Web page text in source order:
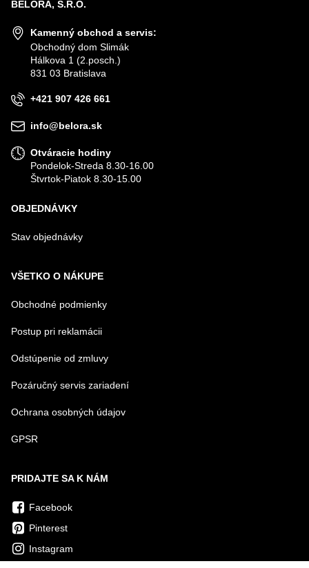
BELORA, S.R.O.
Kamenný obchod a servis:
Obchodný dom Slimák
Hálkova 1 (2.posch.)
831 03 Bratislava
+421 907 426 661
info@belora.sk
Otváracie hodiny
Pondelok-Streda 8.30-16.00
Štvrtok-Piatok 8.30-15.00
OBJEDNÁVKY
Stav objednávky
VŠETKO O NÁKUPE
Obchodné podmienky
Postup pri reklamácii
Odstúpenie od zmluvy
Pozáručný servis zariadení
Ochrana osobných údajov
GPSR
PRIDAJTE SA K NÁM
Facebook
Pinterest
Instagram